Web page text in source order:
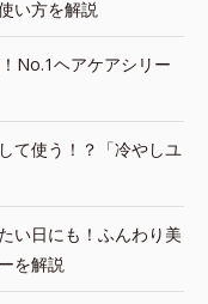
い方を解説
No.1ヘアケアシリー
て使う！？「冷やしユ
い日にも！ふんわり美
を解説